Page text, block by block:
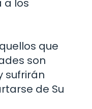
a los
que
son
sufrirán
de Su